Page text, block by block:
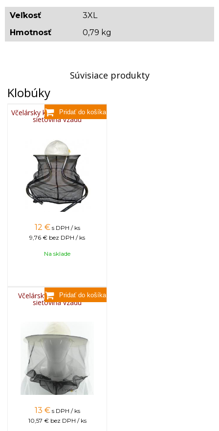
XL
3XL
4XL
198 144-150 115
Veľkosť
3XL
Hmotnosť
0,79 kg
Súvisiace produkty
Klobúky
Včelársky klobúk s gumičkou,
sieťovina vzadu
12 € s DPH / ks
9,76 € bez DPH / ks
Na sklade
Včelársky klobúk INIANY,
sieťovina vzadu
13 € s DPH / ks
10,57 € bez DPH / ks